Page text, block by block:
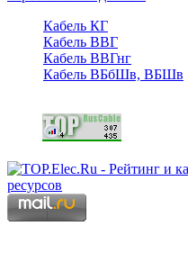
Кабель КГ
Кабель ВВГ
Кабель ВВГнг
Кабель ВБбШв, ВБШв